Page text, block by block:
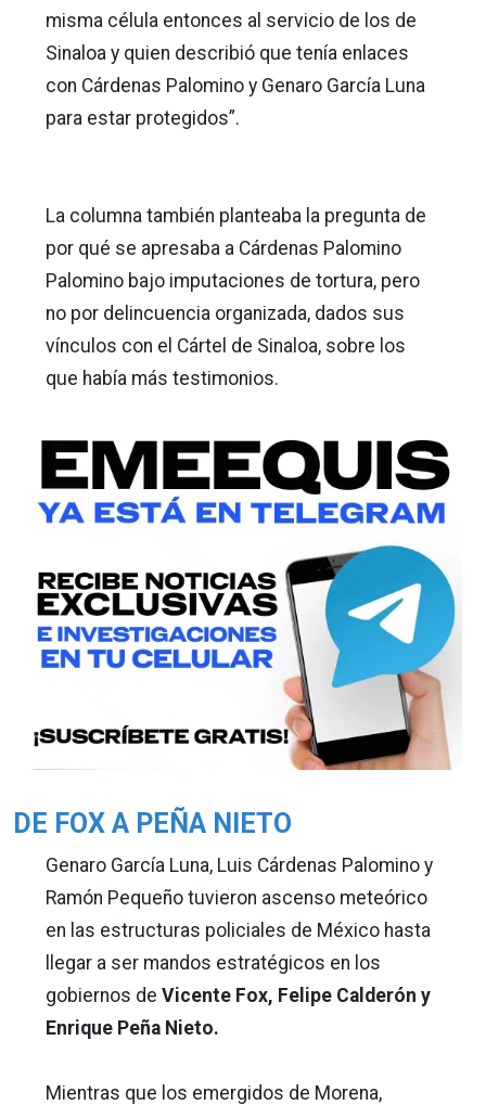
misma célula entonces al servicio de los de
Sinaloa y quien describió que tenía enlaces
con Cárdenas Palomino y Genaro García Luna
para estar protegidos”.
La columna también planteaba la pregunta de
por qué se apresaba a Cárdenas Palomino
Palomino bajo imputaciones de tortura, pero
no por delincuencia organizada, dados sus
vínculos con el Cártel de Sinaloa, sobre los
que había más testimonios.
DE FOX A PEÑA NIETO
Genaro García Luna, Luis Cárdenas Palomino y
Ramón Pequeño tuvieron ascenso meteórico
en las estructuras policiales de México hasta
llegar a ser mandos estratégicos en los
gobiernos de Vicente Fox, Felipe Calderón y
Enrique Peña Nieto.
Mientras que los emergidos de Morena,